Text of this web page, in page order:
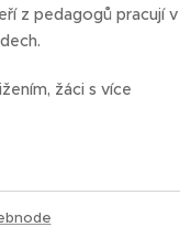
z pedagogů pracují v
žáci s více